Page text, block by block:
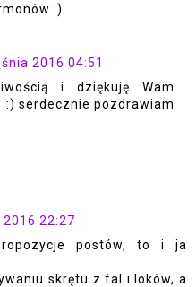
:)
2016 04:51
i dziękuję Wam
serdecznie pozdrawiam
22:27
postów, to i ja
skrętu z fal i loków, a